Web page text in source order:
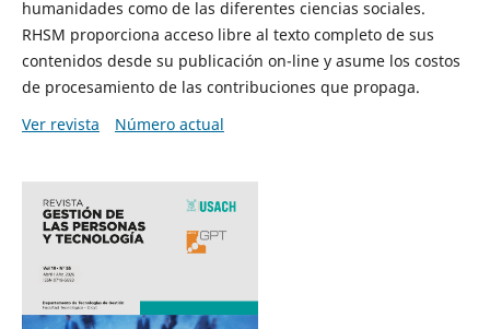
humanidades como de las diferentes ciencias sociales.
RHSM proporciona acceso libre al texto completo de sus
contenidos desde su publicación on-line y asume los costos
de procesamiento de las contribuciones que propaga.
Ver revista
Número actual